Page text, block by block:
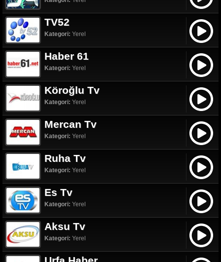
TV52
Kategori: Yerel
Haber 61
Kategori: Yerel
Köroğlu Tv
Kategori: Yerel
Mercan Tv
Kategori: Yerel
Ruha Tv
Kategori: Yerel
Es Tv
Kategori: Yerel
Aksu Tv
Kategori: Yerel